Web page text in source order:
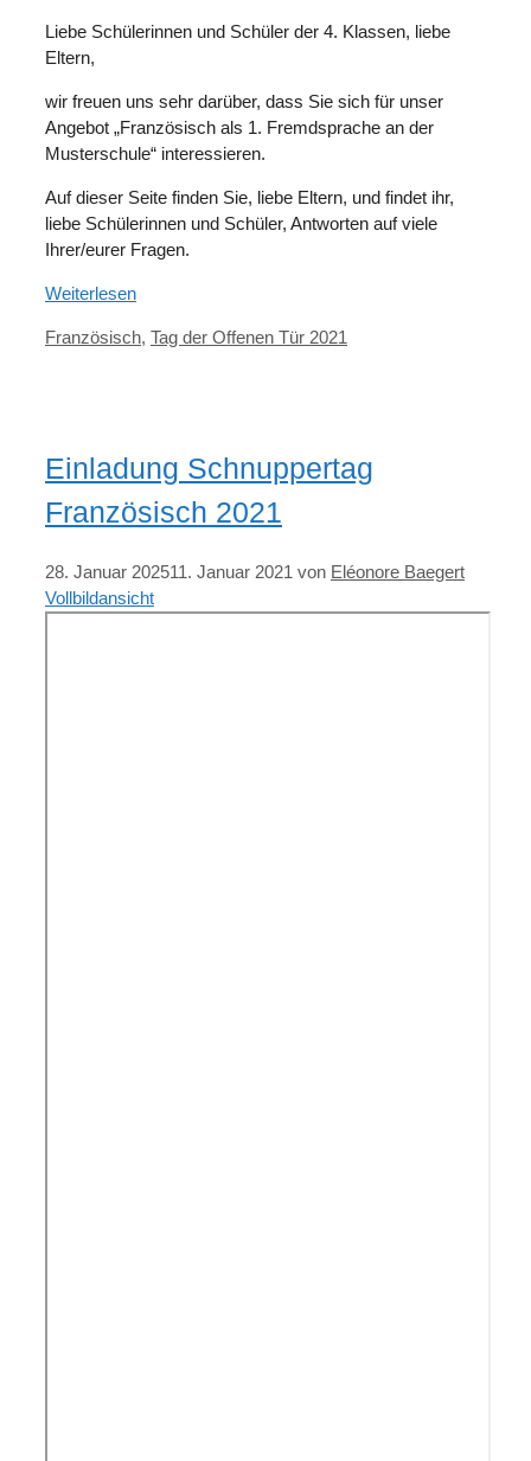
Liebe Schülerinnen und Schüler der 4. Klassen, liebe
Eltern,
wir freuen uns sehr darüber, dass Sie sich für unser
Angebot „Französisch als 1. Fremdsprache an der
Musterschule“ interessieren.
Auf dieser Seite finden Sie, liebe Eltern, und findet ihr,
liebe Schülerinnen und Schüler, Antworten auf viele
Ihrer/eurer Fragen.
Weiterlesen
Kategorien
Französisch, Tag der Offenen Tür 2021
Einladung Schnuppertag
Französisch 2021
28. Januar 202511. Januar 2021 von Eléonore Baegert
Vollbildansicht